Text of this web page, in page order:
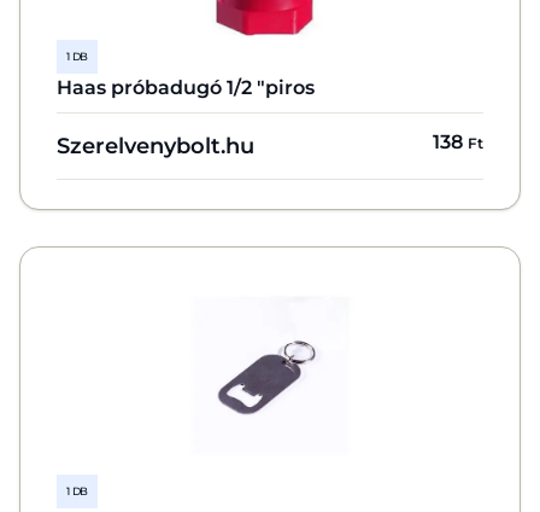
1 DB
Haas próbadugó 1/2 "piros
Szerelvenybolt.hu 138 Ft
1 DB